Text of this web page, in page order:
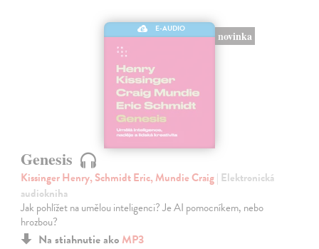
E-AUDIO
novinka
Genesis
Kissinger Henry, Schmidt Eric, Mundie Craig| Elektronická
audiokniha
Jak pohlížet na umělou inteligenci? Je AI pomocníkem, nebo
hrozbou?
Na stiahnutie ako MP3